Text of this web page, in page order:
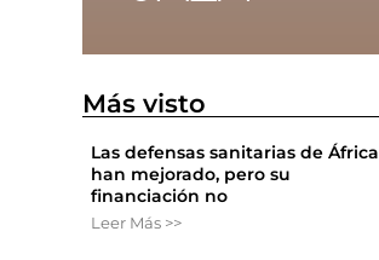
Más visto
Las defensas sanitarias de África
han mejorado, pero su
financiación no
Leer Más >>